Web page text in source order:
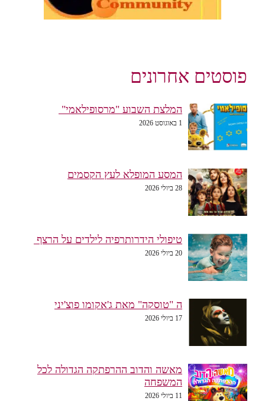
פוסטים אחרונים
המלצת השבוע "מרסופילאמי"
1 באוגוסט 2026
המסע המופלא לעץ הקסמים
28 ביולי 2026
טיפולי הידרותרפיה לילדים על הרצף
20 ביולי 2026
ה "טוסקה" מאת ג'אקומו פוצ'יני
מאשה והדוב ההרפתקה הגדולה לכל
המשפחה
11 ביולי 2026